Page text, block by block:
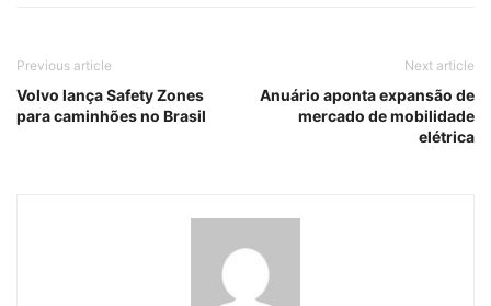
Previous article
Volvo lança Safety Zones
para caminhões no Brasil
Next article
Anuário aponta expansão de
mercado de mobilidade
elétrica